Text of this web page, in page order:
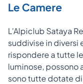
Le Camere
L'Alpiclub Sataya
suddivise in
rispondere a tutte
luminose, possono
sono tutte dotate